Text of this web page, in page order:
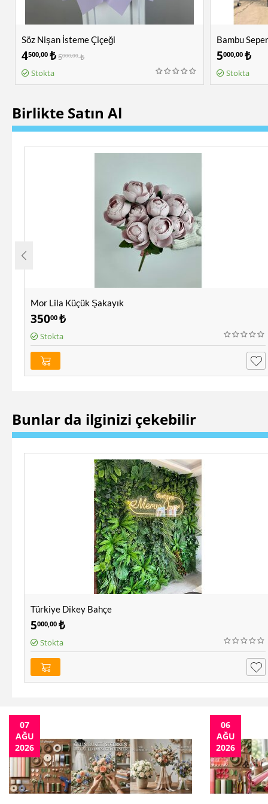
Söz Nişan İsteme Çiçeği
4500,00 ₺5000,00 ₺
Stokta
Bambu
5000,00 ₺
Stokta
Birlikte Satın Al
Mor Lila Küçük Şakayık
35000 ₺
Stokta
Bunlar da ilginizi çekebilir
Türkiye Dikey Bahçe
5000,00 ₺
Stokta
07
AĞU
2026
06
AĞU
2026